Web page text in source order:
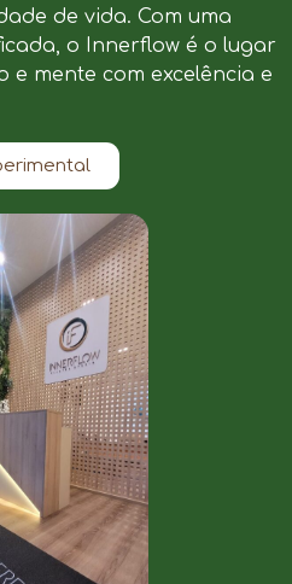
de vida. Com uma
o Innerflow é o lugar
mente com excelência e